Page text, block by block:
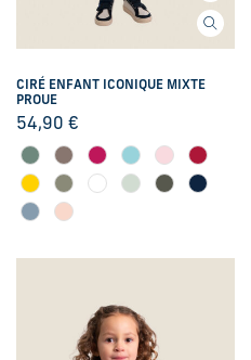
CIRÉ ENFANT ICONIQUE MIXTE
PROUE
54,90 €